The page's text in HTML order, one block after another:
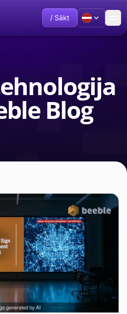
/ Sākt
Blog